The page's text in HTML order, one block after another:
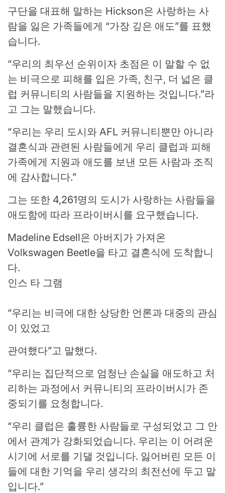
구단을 대표해 말하는 Hickson은 사랑하는 사
람을 잃은 가족들에게 “가장 깊은 애도”를 표했
습니다.
“우리의 최우선 순위이자 초점은 이 말할 수 없
는 비극으로 피해를 입은 가족, 친구, 더 넓은 클
럽 커뮤니티의 사람들을 지원하는 것입니다.”라
고 그는 말했습니다.
“우리는 우리 도시와 AFL 커뮤니티뿐만 아니라
결혼식과 관련된 사람들에게 우리 클럽과 피해
가족에게 지원과 애도를 보낸 모든 사람과 조직
에 감사합니다.”
그는 또한 4,261명의 도시가 사랑하는 사람들을
애도함에 따라 프라이버시를 요구했습니다.
Madeline Edsell은 아버지가 가져온
Volkswagen Beetle을 타고 결혼식에 도착합니
다.
인스 타 그램
“우리는 비극에 대한 상당한 언론과 대중의 관심
이 있었고
관여했다”고 말했다.
“우리는 집단적으로 엄청난 손실을 애도하고 처
리하는 과정에서 커뮤니티의 프라이버시가 존
중되기를 요청합니다.
“우리 클럽은 훌륭한 사람들로 구성되었고 그 안
에서 관계가 강화되었습니다. 우리는 이 어려운
시기에 서로를 기댈 것입니다. 잃어버린 모든 이
들에 대한 기억을 우리 생각의 최전선에 두고 말
입니다.”